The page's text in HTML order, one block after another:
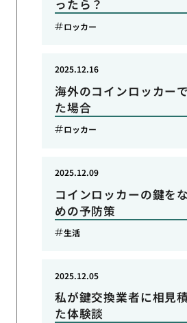
ったら？
ロッカー
海外のコインロッカー
た場合
2025.12.16
ロッカー
コインロッカーの鍵を
めの予防策
2025.12.09
生活
私が鍵交換業者に相見
た体験談
2025.12.05